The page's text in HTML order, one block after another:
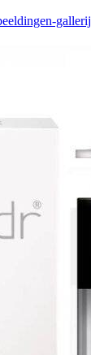
gallerij